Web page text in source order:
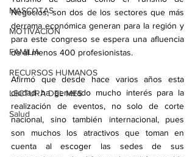
MASCOTAS
MOTIVACIÓN
FAMILIA
RECURSOS HUMANOS
LECTURA DEL MES
Salud
Negocios, son dos de los sectores que más
derrama económica generan para la región y
para este congreso se espera una afluencia
de al menos 400 profesionistas.
Afirmó que desde hace varios años esta
ciudad ha generado mucho interés para la
realización de eventos, no solo de corte
nacional, sino también internacional, pues
son muchos los atractivos que toman en
cuenta al escoger las sedes de sus